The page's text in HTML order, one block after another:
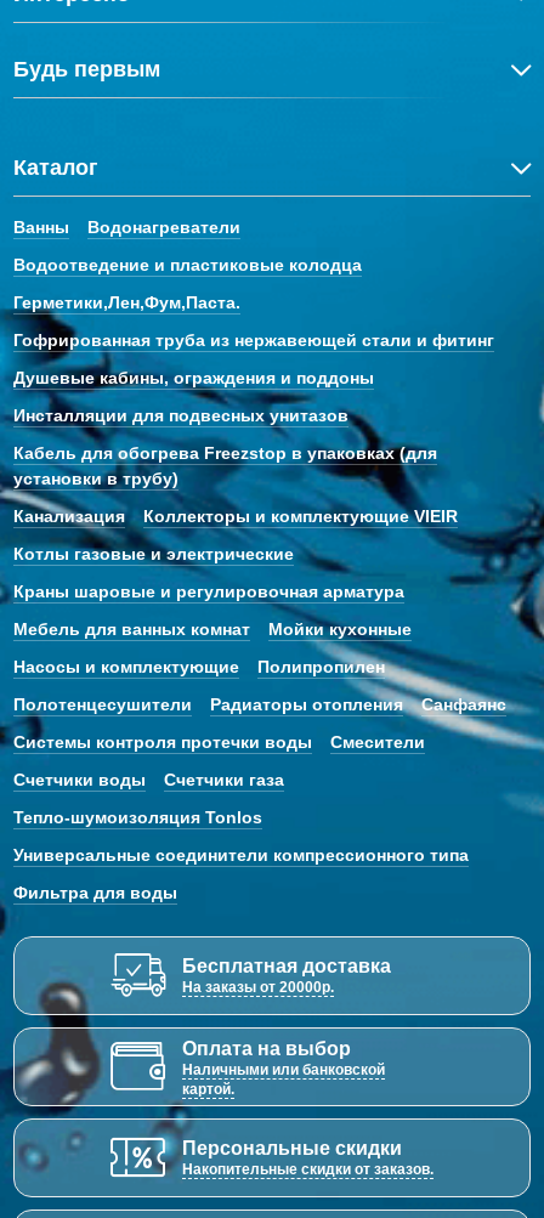
Будь первым
Каталог
Ванны
Водонагреватели
Водоотведение и пластиковые колодца
Герметики,Лен,Фум,Паста.
Гофрированная труба из нержавеющей стали и фитинг
Душевые кабины, ограждения и поддоны
Инсталляции для подвесных унитазов
Кабель для обогрева Freezstop в упаковках (для
установки в трубу)
Канализация
Коллекторы и комплектующие VIEIR
Котлы газовые и электрические
Краны шаровые и регулировочная арматура
Мебель для ванных комнат
Мойки кухонные
Насосы и комплектующие
Полипропилен
Полотенцесушители
Радиаторы отопления
Санфаянс
Системы контроля протечки воды
Смесители
Счетчики воды
Счетчики газа
Тепло-шумоизоляция Tonlos
Универсальные соединители компрессионного типа
Фильтра для воды
Бесплатная доставка
На заказы от 20000р.
Оплата на выбор
Наличными или банковской
картой.
Персональные скидки
Накопительные скидки от заказов.